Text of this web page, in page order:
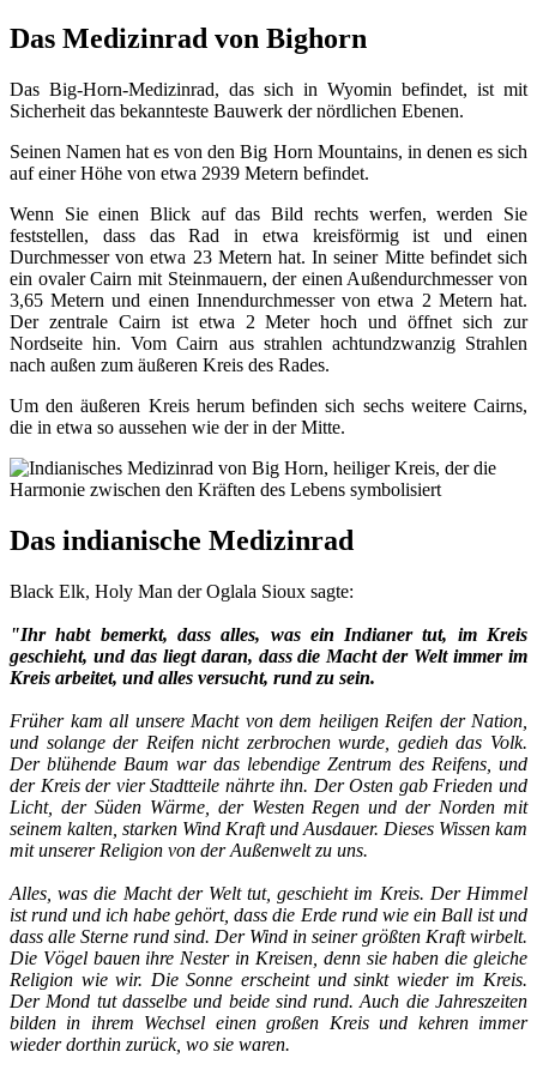
Das Medizinrad von Bighorn
Das Big-Horn-Medizinrad, das sich in Wyomin befindet, ist mit
Sicherheit das bekannteste Bauwerk der nördlichen Ebenen.
Seinen Namen hat es von den Big Horn Mountains, in denen es sich
auf einer Höhe von etwa 2939 Metern befindet.
Wenn Sie einen Blick auf das Bild rechts werfen, werden Sie
feststellen, dass das Rad in etwa kreisförmig ist und einen
Durchmesser von etwa 23 Metern hat. In seiner Mitte befindet sich
ein ovaler Cairn mit Steinmauern, der einen Außendurchmesser von
3,65 Metern und einen Innendurchmesser von etwa 2 Metern hat.
Der zentrale Cairn ist etwa 2 Meter hoch und öffnet sich zur
Nordseite hin. Vom Cairn aus strahlen achtundzwanzig Strahlen
nach außen zum äußeren Kreis des Rades.
Um den äußeren Kreis herum befinden sich sechs weitere Cairns,
die in etwa so aussehen wie der in der Mitte.
Das indianische Medizinrad
Black Elk, Holy Man der Oglala Sioux sagte:
"Ihr habt bemerkt, dass alles, was ein Indianer tut, im Kreis
geschieht, und das liegt daran, dass die Macht der Welt immer im
Kreis arbeitet, und alles versucht, rund zu sein.
Früher kam all unsere Macht von dem heiligen Reifen der Nation,
und solange der Reifen nicht zerbrochen wurde, gedieh das Volk.
Der blühende Baum war das lebendige Zentrum des Reifens, und
der Kreis der vier Stadtteile nährte ihn. Der Osten gab Frieden und
Licht, der Süden Wärme, der Westen Regen und der Norden mit
seinem kalten, starken Wind Kraft und Ausdauer. Dieses Wissen kam
mit unserer Religion von der Außenwelt zu uns.
Alles, was die Macht der Welt tut, geschieht im Kreis. Der Himmel
ist rund und ich habe gehört, dass die Erde rund wie ein Ball ist und
dass alle Sterne rund sind. Der Wind in seiner größten Kraft wirbelt.
Die Vögel bauen ihre Nester in Kreisen, denn sie haben die gleiche
Religion wie wir. Die Sonne erscheint und sinkt wieder im Kreis.
Der Mond tut dasselbe und beide sind rund. Auch die Jahreszeiten
bilden in ihrem Wechsel einen großen Kreis und kehren immer
wieder dorthin zurück, wo sie waren.